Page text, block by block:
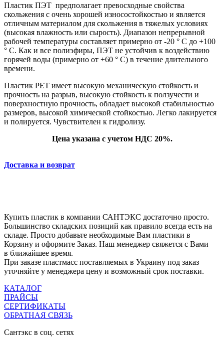
Пластик ПЭТ предполагает превосходные свойства
скольжения с очень хорошей износостойкостью и является
отличным материалом для скольжения в тяжелых условиях
(высокая влажность или сырость). Диапазон непрерывной
рабочей температуры составляет примерно от -20 ° C до +100
° C. Как и все полиэфиры, ПЭТ не устойчив к воздействию
горячей воды (примерно от +60 ° C) в течение длительного
времени.
Пластик PET имеет высокую механическую стойкость и
прочность на разрыв, высокую стойкость к ползучести и
поверхностную прочность, обладает высокой стабильностью
размеров, высокой химической стойкостью. Легко лакируется
и полируется. Чувствителен к гидролизу.
Цена указана с учетом НДС 20%.
Доставка и возврат
Купить пластик в компании САНТЭКС достаточно просто.
Большинство складских позиций как правило всегда есть на
складе. Просто добавьте необходимые Вам пластики в
Корзину и оформите Заказ. Наш менеджер свяжется с Вами
в ближайшее время.
При заказе пластмасс поставляемых в Украину под заказ
уточняйте у менеджера цену и возможный срок поставки.
КАТАЛОГ
ПРАЙСЫ
СЕРТИФИКАТЫ
ОБРАТНАЯ СВЯЗЬ
Сантэкс в соц. сетях